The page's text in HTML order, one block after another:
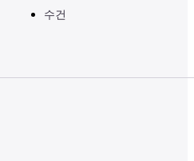
수건